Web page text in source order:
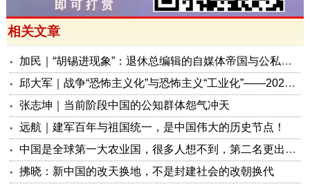
相关文章
加民｜“胡锡进现象”：退休总编辑的自媒体帝国与公私边界之问
邱大军｜战争“恐怖主义化”与恐怖主义“工业化”——2026年混合冲突模式观察报告
张志坤｜当前阶段中国的公知群体怨气冲天
远航｜建军百年与祖国统一，是中国伟大的历史节点！
中国是全球第一大农业国，很多人想不到，第二名更出人意料
拂晓：新中国的改天换地，不是封建社会的改朝换代